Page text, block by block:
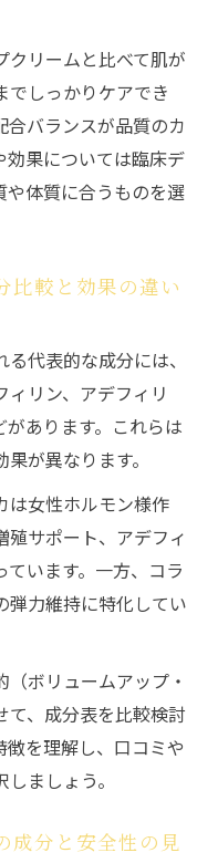
クリームと比べて肌が
でしっかりケアでき
合バランスが品質のカ
効果については臨床デ
や体質に合うものを選
比較と効果の違い
代表的な成分には、
リン、アデフィリ
あります。これらは
が異なります。
は女性ホルモン様作
サポート、アデフィ
います。一方、コラ
弾力維持に特化してい
ボリュームアップ・
て、成分表を比較検討
を理解し、口コミや
ましょう。
成分と安全性の見